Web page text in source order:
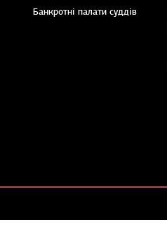
Банкротні палати суддів